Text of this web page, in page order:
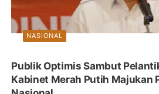
NASIONAL
Publik Optimis Sambut
Kabinet Merah Putih Majukan